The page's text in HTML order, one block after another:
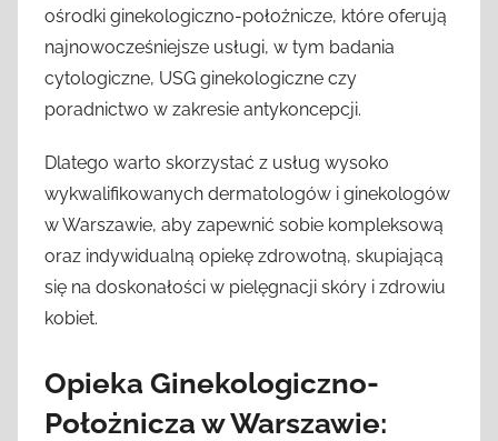
ośrodki ginekologiczno-położnicze, które oferują
najnowocześniejsze usługi, w tym badania
cytologiczne, USG ginekologiczne czy
poradnictwo w zakresie antykoncepcji.
Dlatego warto skorzystać z usług wysoko
wykwalifikowanych dermatologów i ginekologów
w Warszawie, aby zapewnić sobie kompleksową
oraz indywidualną opiekę zdrowotną, skupiającą
się na doskonałości w pielęgnacji skóry i zdrowiu
kobiet.
Opieka Ginekologiczno-
Położnicza w Warszawie: